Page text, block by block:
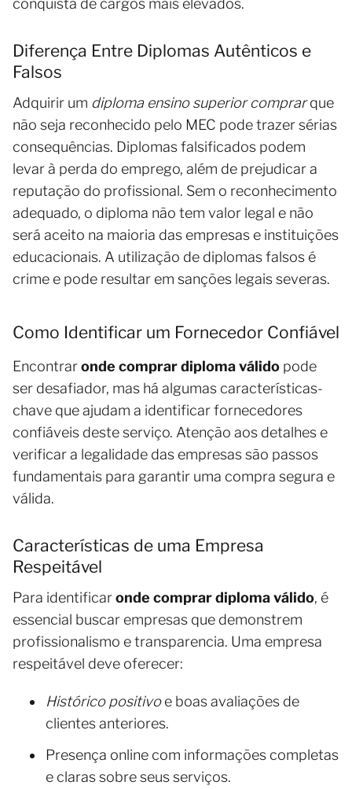
conquista de cargos mais elevados.
Diferença Entre Diplomas Autênticos e
Falsos
Adquirir um diploma ensino superior comprarque
não seja reconhecido pelo MEC pode trazer sérias
consequências. Diplomas falsificados podem
levar à perda do emprego, além de prejudicar a
reputação do profissional. Sem o reconhecimento
adequado, o diploma não tem valor legal e não
será aceito na maioria das empresas e instituições
educacionais. A utilização de diplomas falsos é
crime e pode resultar em sanções legais severas.
Como Identificar um Fornecedor Confiável
Encontraronde comprar diploma válido pode
ser desafiador, mas há algumas características-
chave que ajudam a identificar fornecedores
confiáveis deste serviço. Atenção aos detalhes e
verificar a legalidade das empresas são passos
fundamentais para garantir uma compra segura e
válida.
Características de uma Empresa
Respeitável
Para identificaronde comprar diploma válido, é
essencial buscar empresas que demonstrem
profissionalismo e transparencia. Uma empresa
respeitável deve oferecer:
Histórico positivoe boas avaliações de
clientes anteriores.
Presença online com informações completas
e claras sobre seus serviços.